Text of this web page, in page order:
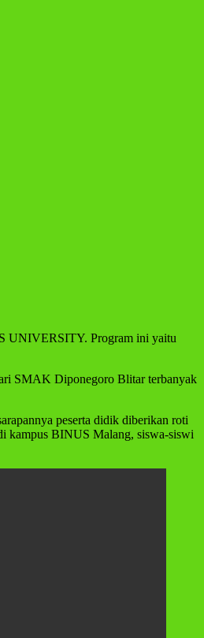
UNIVERSITY. Program ini yaitu
SMAK Diponegoro Blitar terbanyak
peserta didik diberikan roti
kampus BINUS Malang, siswa-siswi